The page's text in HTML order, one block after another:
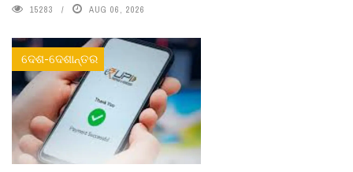
15283 AUG 06, 2026
ଦେଶ-ଦେଶାନ୍ତର